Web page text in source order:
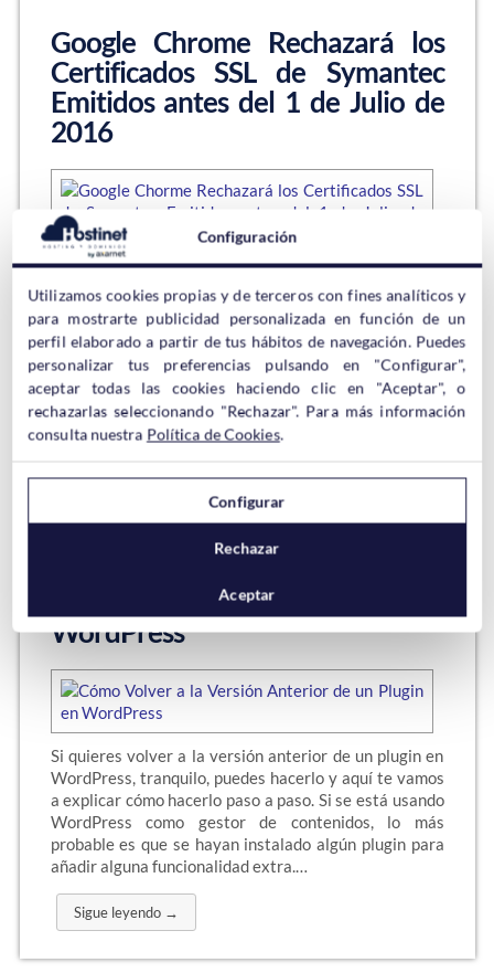
Google Chrome Rechazará los
Certificados SSL de Symantec
Emitidos antes del 1 de Julio de
2016
informática. Es conocida a nivel mundial por sus
antivirus y por ser la empresa que más certificados de
seguridad SSL emite en el mundo. Google encontró
algunos problemas con algunos certificados de
validación extendida emitidos por Symantec en 2016
y por ese…
Anterior de un Plugin en
WordPress
Si quieres volver a la versión anterior de un plugin en
WordPress, tranquilo, puedes hacerlo y aquí te vamos
a explicar cómo hacerlo paso a paso. Si se está usando
WordPress como gestor de contenidos, lo más
probable es que se hayan instalado algún plugin para
añadir alguna funcionalidad extra.…
Sigue leyendo →
Configuración
Utilizamos cookies propias y de terceros con fines analíticos y
para mostrarte publicidad personalizada en función de un
perfil elaborado a partir de tus hábitos de navegación. Puedes
personalizar tus preferencias pulsando en "Configurar",
aceptar todas las cookies haciendo clic en "Aceptar", o
rechazarlas seleccionando "Rechazar". Para más información
consulta nuestra Política de Cookies.
Configurar
Rechazar
Aceptar